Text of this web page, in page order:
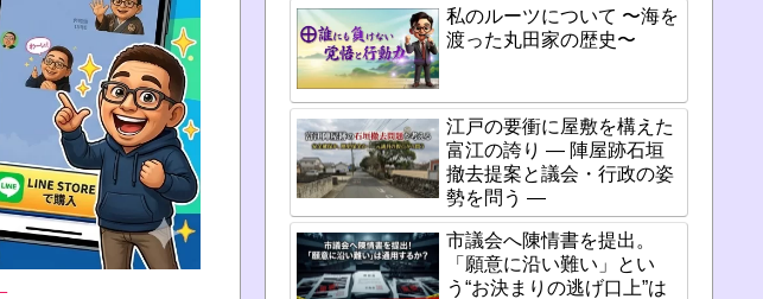
私のルーツについて 〜海を
渡った丸田家の歴史〜
江戸の要衝に屋敷を構えた
富江の誇り ― 陣屋跡石垣
撤去提案と議会・行政の姿
勢を問う ―
市議会へ陳情書を提出。
「願意に沿い難い」とい
う“お決まりの逃げ口上”は